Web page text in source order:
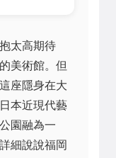
太高期待
美術館。但
座隱身在大
本近現代藝
園融為一
細說說福岡